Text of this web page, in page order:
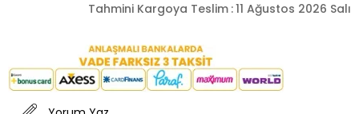
Tahmini Kargoya Teslim :11 Ağustos 2026 Salı